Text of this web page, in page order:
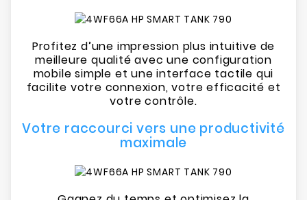
Profitez d’une impression plus intuitive de
meilleure qualité avec une configuration
mobile simple et une interface tactile qui
facilite votre connexion, votre efficacité et
votre contrôle.
Votre raccourci vers une productivité
maximale